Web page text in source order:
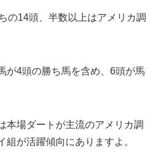
の14頭、半数以上はアメリカ調
が4頭の勝ち馬を含め、6頭が馬
本場ダートが主流のアメリカ調
組が活躍傾向にありますよ。